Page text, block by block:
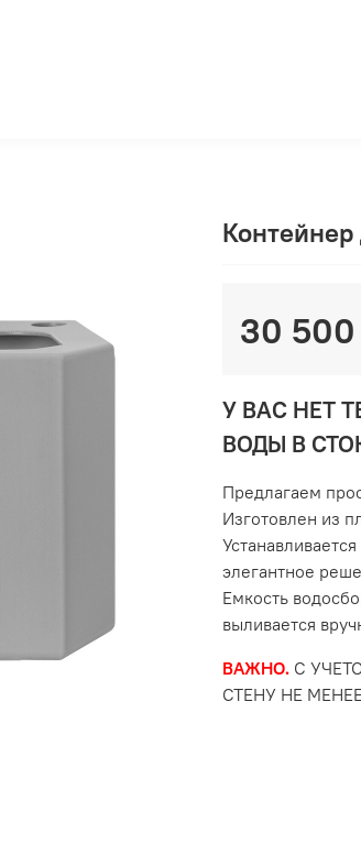
30
У ВАС НЕТ
ВОДЫ В
Предлагаем
Изготовлен из
элегантное
Емкость
выливается
ВАЖНО. С
СТЕНУ НЕ